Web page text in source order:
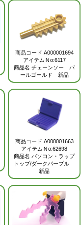
商品コード A000001694
アイテムＮo:6117
商品名 チェーンソー パ
ールゴールド 新品
商品コード A000001663
アイテムＮo:62698
商品名 パソコン・ラップ
トップ/ダークパープル
新品